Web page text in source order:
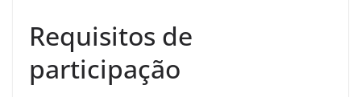
Requisitos de
participação